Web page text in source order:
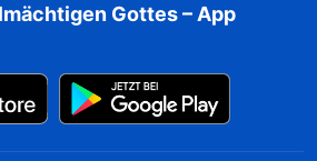
Gottes – App